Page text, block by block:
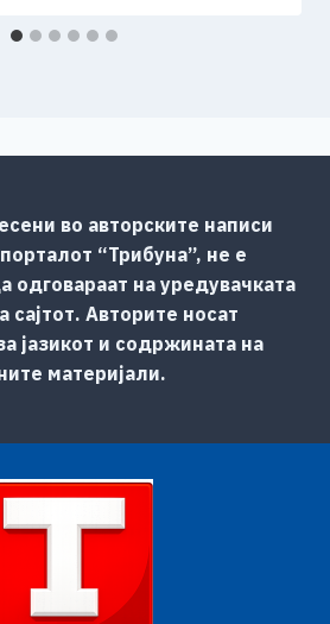
во авторските написи
“Трибуна”, не е
на уредувачката
сајтот. Авторите носат
јазикот и содржината на
материјали.